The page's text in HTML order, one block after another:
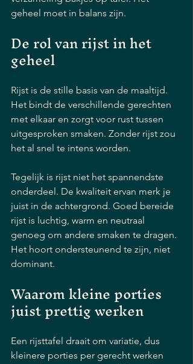
geheel moet in balans zijn.
De rol van rijst in het
geheel
Rijst is de stille basis van de maaltijd.
Het bindt de verschillende gerechten
met elkaar en zorgt voor rust tussen
uitgesproken smaken. Zonder rijst zou
het al snel te intens worden.
Tegelijk is rijst niet het spannendste
onderdeel. De kwaliteit ervan merk je
juist in de achtergrond. Goed bereide
rijst is luchtig, warm en neutraal
genoeg om andere smaken te dragen.
Het hoort ondersteunend te zijn, niet
dominant.
Waarom kleine porties
juist prettig werken
Een rijsttafel draait om variatie, dus
kleinere porties per gerecht werken